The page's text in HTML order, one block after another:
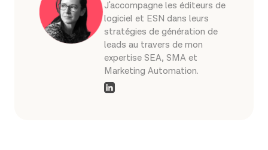
J'accompagne les éditeurs de
logiciel et ESN dans leurs
stratégies de génération de
leads au travers de mon
expertise SEA, SMA et
Marketing Automation.